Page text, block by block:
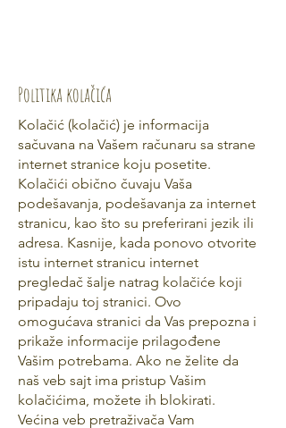
Politika kolačića
Kolačić (kolačić) je informacija
sačuvana na Vašem računaru sa strane
internet stranice koju posetite.
Kolačići obično čuvaju Vaša
podešavanja, podešavanja za internet
stranicu, kao što su preferirani jezik ili
adresa. Kasnije, kada ponovo otvorite
istu internet stranicu internet
pregledač šalje natrag kolačiće koji
pripadaju toj stranici. Ovo
omogućava stranici da Vas prepozna i
prikaže informacije prilagođene
Vašim potrebama. Ako ne želite da
naš veb sajt ima pristup Vašim
kolačićima, možete ih blokirati.
Većina veb pretraživača Vam